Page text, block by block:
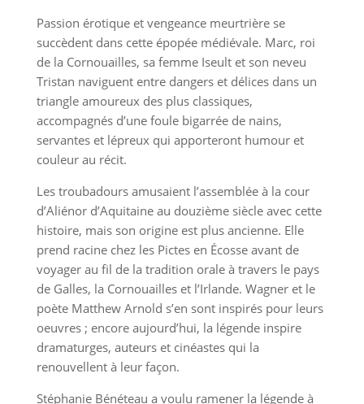
Passion érotique et vengeance meurtrière se
succèdent dans cette épopée médiévale. Marc, roi
de la Cornouailles, sa femme Iseult et son neveu
Tristan naviguent entre dangers et délices dans un
triangle amoureux des plus classiques,
accompagnés d’une foule bigarrée de nains,
servantes et lépreux qui apporteront humour et
couleur au récit.
Les troubadours amusaient l’assemblée à la cour
d’Aliénor d’Aquitaine au douzième siècle avec cette
histoire, mais son origine est plus ancienne. Elle
prend racine chez les Pictes en Écosse avant de
voyager au fil de la tradition orale à travers le pays
de Galles, la Cornouailles et l’Irlande. Wagner et le
poète Matthew Arnold s’en sont inspirés pour leurs
oeuvres ; encore aujourd’hui, la légende inspire
dramaturges, auteurs et cinéastes qui la
renouvellent à leur façon.
Stéphanie Bénéteau a voulu ramener la légende à